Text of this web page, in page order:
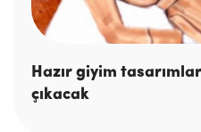
Hazır giyim
çıkacak